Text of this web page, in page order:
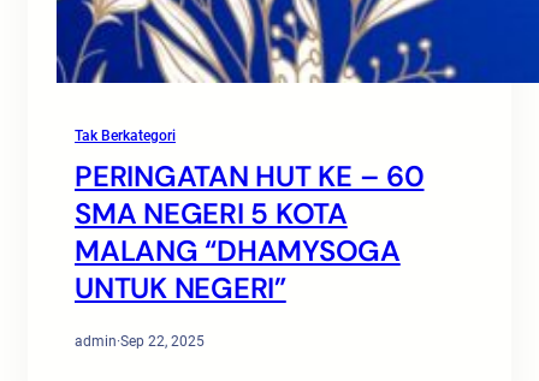
Tak Berkategori
PERINGATAN HUT KE – 60
SMA NEGERI 5 KOTA
MALANG “DHAMYSOGA
UNTUK NEGERI”
admin·Sep 22, 2025